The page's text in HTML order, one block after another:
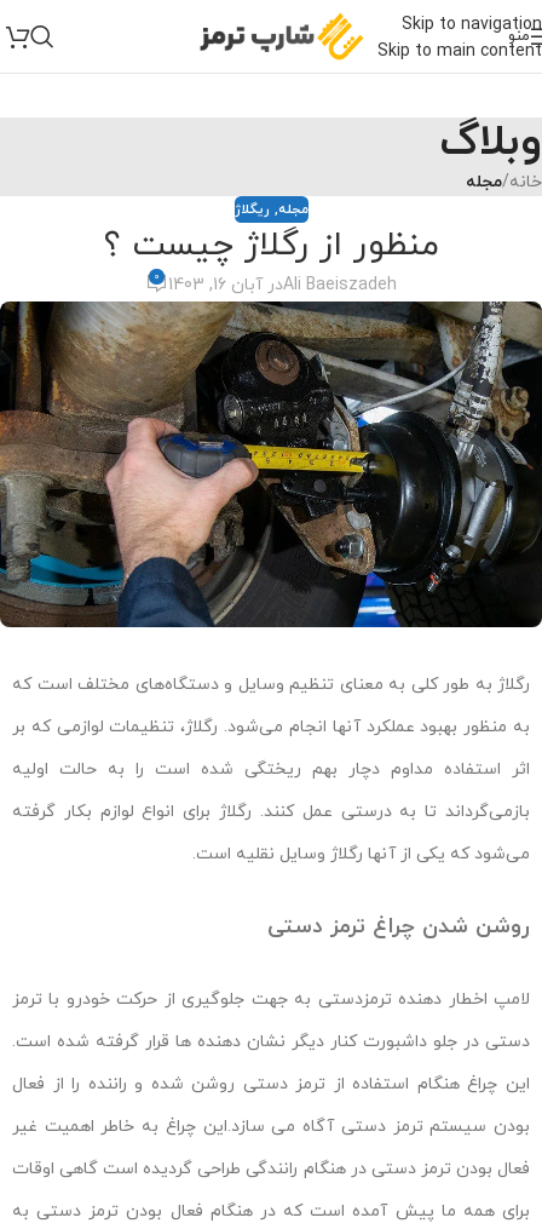
Skip to navigation
Skip to main content
منو
وبلاگ
خانه/مجله
مجله, ریگلاژ
منظور از رگلاژ چیست ؟
Ali Baeiszadehدر آبان 16, 1403 0
رگلاژ به طور کلی به معنای تنظیم وسایل و دستگاه‌های مختلف است که
به منظور بهبود عملکرد آنها انجام می‌شود. رگلاژ، تنظیمات لوازمی که بر
اثر استفاده مداوم دچار بهم ریختگی شده است را به حالت اولیه
بازمی‌گرداند تا به درستی عمل کنند. رگلاژ برای انواع لوازم بکار گرفته
می‌شود که یکی از آنها رگلاژ وسایل نقلیه است.
روشن شدن چراغ ترمز دستی
لامپ اخطار دهنده ترمزدستی به جهت جلوگیری از حرکت خودرو با ترمز
دستی در جلو داشبورت کنار دیگر نشان دهنده ها قرار گرفته شده است.
این چراغ هنگام استفاده از ترمز دستی روشن شده و راننده را از فعال
بودن سیستم ترمز دستی آگاه می سازد.این چراغ به خاطر اهمیت غیر
فعال بودن ترمز دستی در هنگام رانندگی طراحی گردیده است گاهی اوقات
برای همه ما پیش آمده است که در هنگام فعال بودن ترمز دستی به